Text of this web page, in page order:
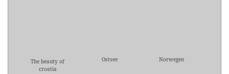
The beauty of
croatia
Ostsee Norwegen